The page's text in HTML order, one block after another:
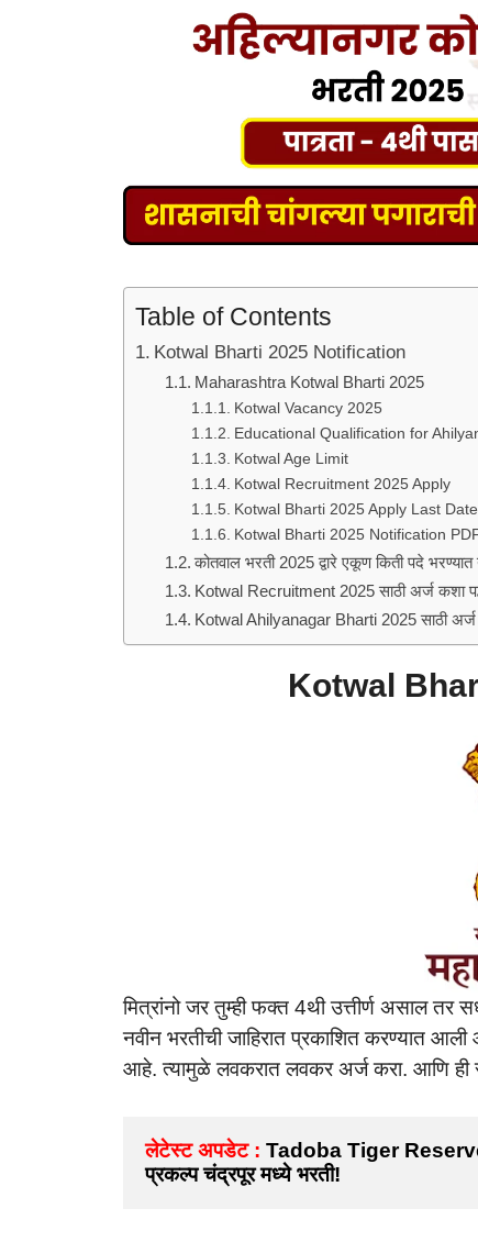
Table of Contents
Kotwal Bharti 2025 Notification
Maharashtra Kotwal Bharti 2025
Kotwal Vacancy 2025
Educational Qualification for
Kotwal Age Limit
Kotwal Recruitment 2025 Apply
Kotwal Bharti 2025 Apply Last Date
Kotwal Bharti 2025 Notification
कोतवाल भरती 2025 द्वारे एकूण किती पदे
Kotwal Recruitment 2025 साठी अर्ज कशा
Kotwal Ahilyanagar Bharti 2025 साठी अर्ज
Kotwal
मित्रांनो जर तुम्ही फक्त 4थी उत्तीर्ण असाल तर
नवीन भरतीची जाहिरात प्रकाशित करण्यात आली
आहे. त्यामुळे लवकरात लवकर अर्ज करा. आणि ही
लेटेस्ट अपडेट : Tadoba Tiger Reserve
प्रकल्प चंद्रपूर मध्ये भरती!